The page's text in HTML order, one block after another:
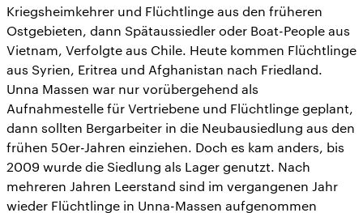
Kriegsheimkehrer und Flüchtlinge aus den früheren
Ostgebieten, dann Spätaussiedler oder Boat-People aus
Vietnam, Verfolgte aus Chile. Heute kommen Flüchtlinge
aus Syrien, Eritrea und Afghanistan nach Friedland.
Unna Massen war nur vorübergehend als
Aufnahmestelle für Vertriebene und Flüchtlinge geplant,
dann sollten Bergarbeiter in die Neubausiedlung aus den
frühen 50er-Jahren einziehen. Doch es kam anders, bis
2009 wurde die Siedlung als Lager genutzt. Nach
mehreren Jahren Leerstand sind im vergangenen Jahr
wieder Flüchtlinge in Unna-Massen aufgenommen